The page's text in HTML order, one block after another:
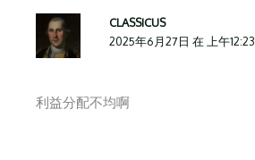
CLASSICUS
2025年6月27日 在 上午12:23
利益分配不均啊